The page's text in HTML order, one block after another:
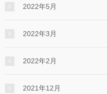
2022年5月
2022年3月
2022年2月
2021年12月